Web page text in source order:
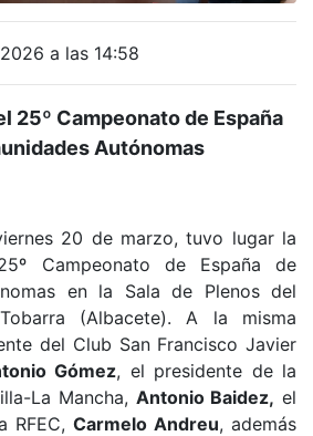
a las 14:58
25º Campeonato de España
Autónomas
20 de marzo, tuvo lugar la
Campeonato de España de
en la Sala de Plenos del
(Albacete). A la misma
del Club San Francisco Javier
Gómez, el presidente de la
La Mancha, Antonio Baidez, el
RFEC, Carmelo Andreu, además